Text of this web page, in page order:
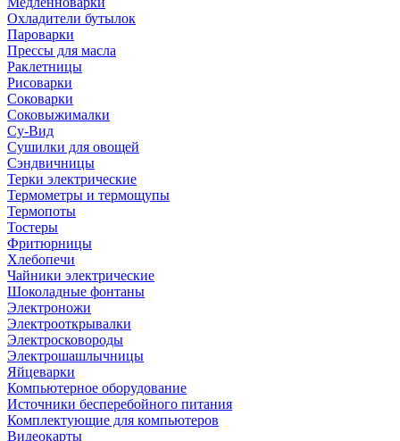
Охладители бутылок
Пароварки
Прессы для масла
Раклетницы
Рисоварки
Соковарки
Соковыжималки
Су-Вид
Сушилки для овощей
Сэндвичницы
Терки электрические
Термометры и термощупы
Термопоты
Тостеры
Фритюрницы
Хлебопечи
Чайники электрические
Шоколадные фонтаны
Электроножи
Электрооткрывалки
Электросковороды
Электрошашлычницы
Яйцеварки
Компьютерное оборудование
Источники бесперебойного питания
Комплектующие для компьютеров
Видеокарты